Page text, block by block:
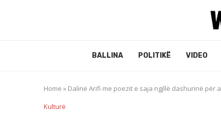
BALLINA POLITIKË VIDEO
Home » Dalinë Arifi me poezit e saja ngjllë dashurinë për
Kulturë